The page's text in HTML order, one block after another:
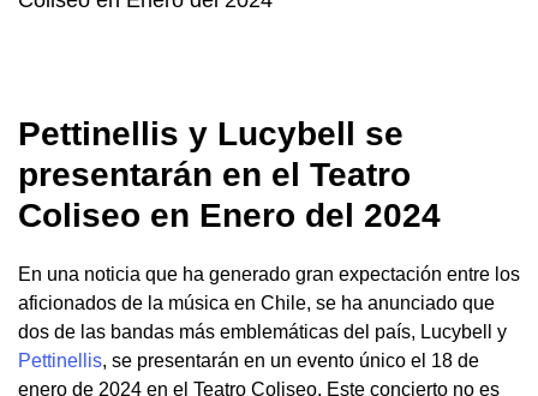
Pettinellis y Lucybell se
presentarán en el Teatro
Coliseo en Enero del 2024
En una noticia que ha generado gran expectación entre los
aficionados de la música en Chile, se ha anunciado que
dos de las bandas más emblemáticas del país, Lucybell y
Pettinellis, se presentarán en un evento único el 18 de
enero de 2024 en el Teatro Coliseo. Este concierto no es